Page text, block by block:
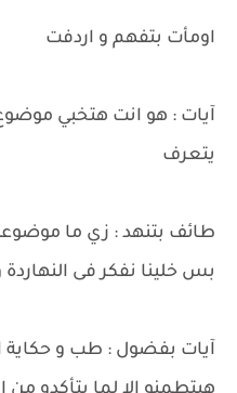
اومأت بتفهم و اردفت
آيات : هو انت هتخبي
يتعرف
طائف بتنهد : زي ما
بس خلينا نفكر فى
آيات بفضول : طب و حكاية